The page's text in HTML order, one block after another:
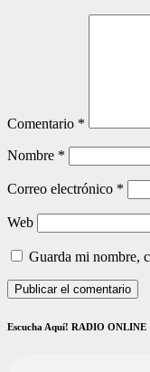
Comentario *
Nombre *
Correo electrónico *
Web
Guarda mi nombre,
Escucha Aquí! RADIO ONLINE